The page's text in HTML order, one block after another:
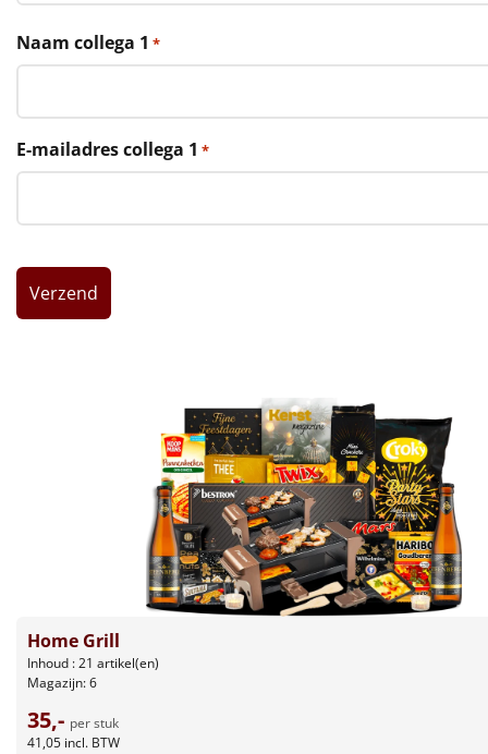
Rituals
Mannen
Leuke
Tas
Wake up light
Naam collega 1 *
E-mailadres collega 1 *
Home Grill
Inhoud : 21 artikel(en)
Magazijn: 6
35,- per stuk
41,05 incl. BTW